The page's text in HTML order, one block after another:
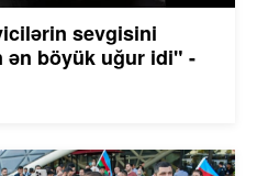
sevgisini
ən böyük uğur idi" -